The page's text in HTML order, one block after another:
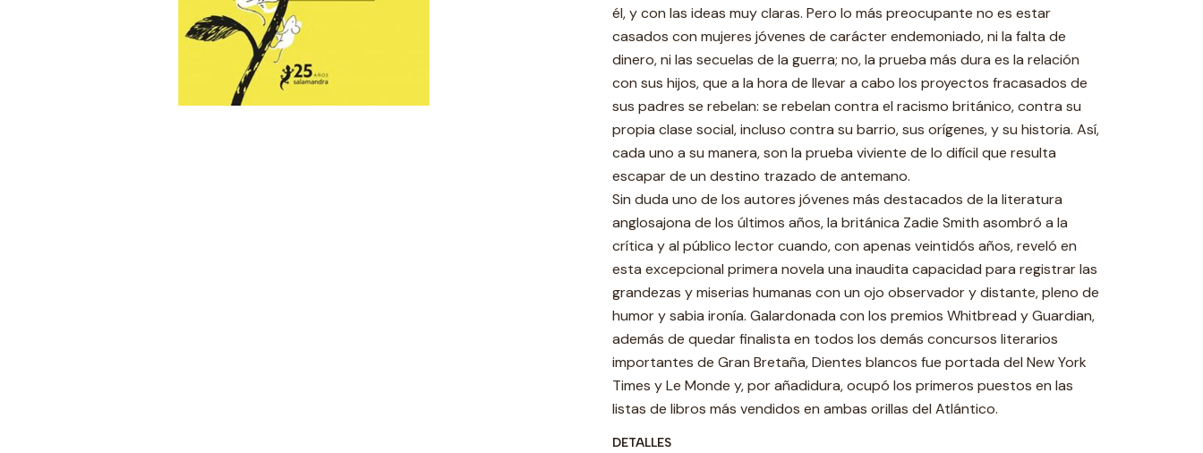
él, y con las ideas muy claras. Pero lo más preocupante no es estar
casados con mujeres jóvenes de carácter endemoniado, ni la falta de
dinero, ni las secuelas de la guerra; no, la prueba más dura es la relación
con sus hijos, que a la hora de llevar a cabo los proyectos fracasados de
sus padres se rebelan: se rebelan contra el racismo británico, contra su
propia clase social, incluso contra su barrio, sus orígenes, y su historia. Así,
cada uno a su manera, son la prueba viviente de lo difícil que resulta
escapar de un destino trazado de antemano.
Sin duda uno de los autores jóvenes más destacados de la literatura
anglosajona de los últimos años, la británica Zadie Smith asombró a la
crítica y al público lector cuando, con apenas veintidós años, reveló en
esta excepcional primera novela una inaudita capacidad para registrar las
grandezas y miserias humanas con un ojo observador y distante, pleno de
humor y sabia ironía. Galardonada con los premios Whitbread y Guardian,
además de quedar finalista en todos los demás concursos literarios
importantes de Gran Bretaña, Dientes blancos fue portada del New York
Times y Le Monde y, por añadidura, ocupó los primeros puestos en las
listas de libros más vendidos en ambas orillas del Atlántico.
DETALLES